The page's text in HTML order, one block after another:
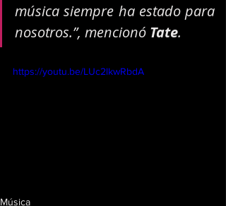
música siempre ha estado para
nosotros.”, mencionó Tate.
https://youtu.be/LUc2lkwRbdA
Música